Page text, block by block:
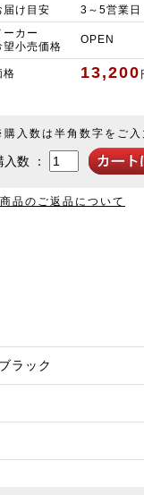
届け目安
3～5営業日
ーカー
望小売価格
OPEN
格 13,200
入数は半角数字をご入
入数 ：
品のご返品について
ラック